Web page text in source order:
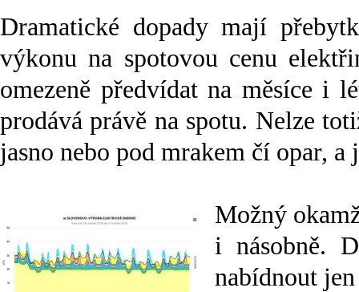
Dramatické dopady mají
výkonu na spotovou cenu
omezeně předvídat na měsíce i
prodává právě na spotu. Nelze
jasno nebo pod mrakem čí opar,
Možný
i násobně.
nabídnout